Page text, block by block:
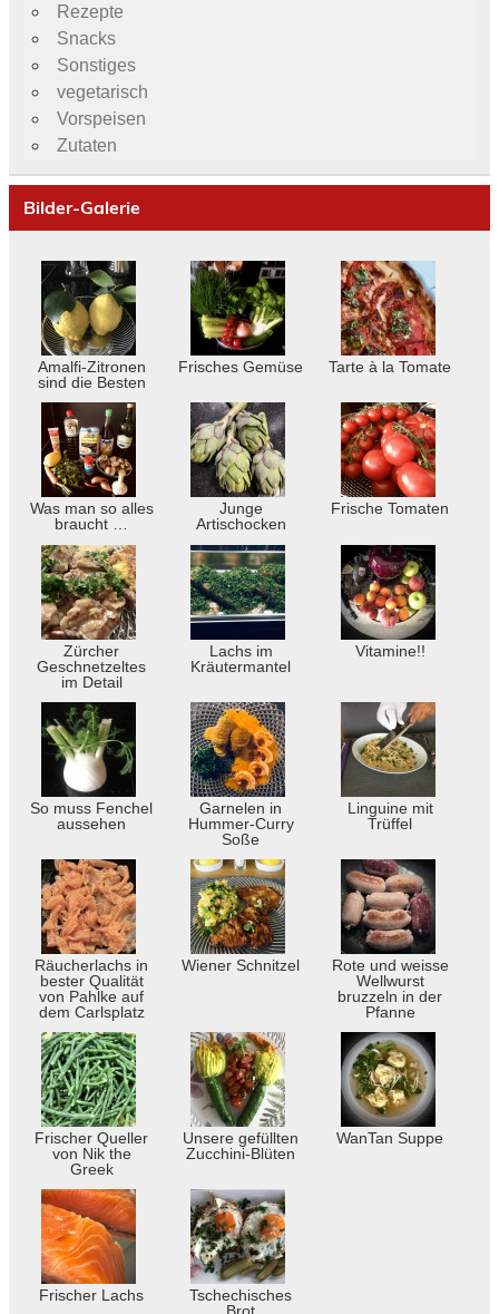
Rezepte
Snacks
Sonstiges
vegetarisch
Vorspeisen
Zutaten
Bilder-Galerie
Amalfi-Zitronen
sind die Besten
Frisches Gemüse Tarte à la Tomate
Was man so alles
braucht …
Junge
Artischocken
Frische Tomaten
Zürcher
Geschnetzeltes
im Detail
Lachs im
Kräutermantel
Vitamine!!
So muss Fenchel
aussehen
Garnelen in
Hummer-Curry
Soße
Linguine mit
Trüffel
Räucherlachs in
bester Qualität
von Pahlke auf
dem Carlsplatz
Wiener Schnitzel
Rote und weisse
Wellwurst
bruzzeln in der
Pfanne
Frischer Queller
von Nik the
Greek
Unsere gefüllten
Zucchini-Blüten
WanTan Suppe
Frischer Lachs
Tschechisches